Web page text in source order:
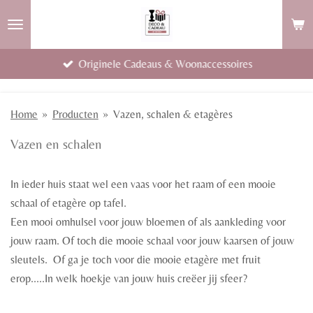
Originele Cadeaus & Woonaccessoires
Home » Producten » Vazen, schalen & etagères
Vazen en schalen
In ieder huis staat wel een vaas voor het raam of een mooie
schaal of etagère op tafel.
Een mooi omhulsel voor jouw bloemen of als aankleding voor
jouw raam. Of toch die mooie schaal voor jouw kaarsen of jouw
sleutels. Of ga je toch voor die mooie etagère met fruit
erop.....In welk hoekje van jouw huis creëer jij sfeer?